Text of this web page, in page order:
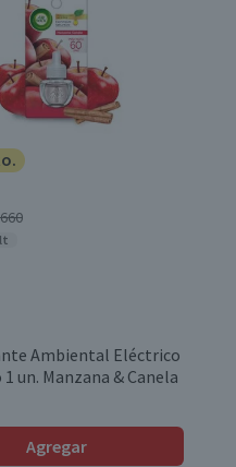
Ambiental Eléctrico
un. Manzana & Canela
Agregar